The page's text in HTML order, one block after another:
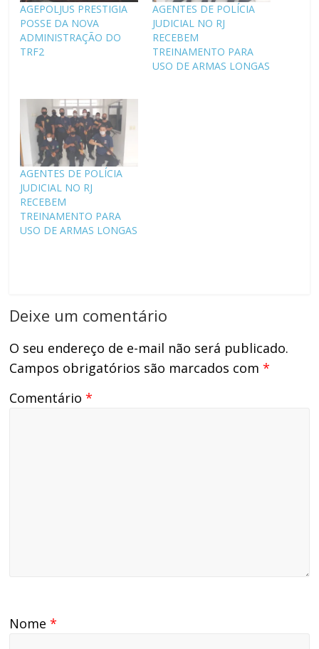
AGEPOLJUS PRESTIGIA
POSSE DA NOVA
ADMINISTRAÇÃO DO
TRF2
AGENTES DE POLÍCIA
JUDICIAL NO RJ
RECEBEM
TREINAMENTO PARA
USO DE ARMAS LONGAS
AGENTES DE POLÍCIA
JUDICIAL NO RJ
RECEBEM
TREINAMENTO PARA
USO DE ARMAS LONGAS
Deixe um comentário
O seu endereço de e-mail não será publicado.
Campos obrigatórios são marcados com*
Comentário*
Nome*